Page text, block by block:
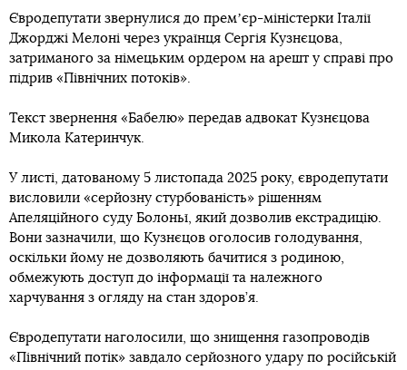
Євродепутати звернулися до премʼєр-міністерки Італії
Джорджі Мелоні через українця Сергія Кузнєцова,
затриманого за німецьким ордером на арешт у справі про
підрив «Північних потоків».
Текст звернення «Бабелю» передав адвокат Кузнєцова
Микола Катеринчук.
У листі, датованому 5 листопада 2025 року, євродепутати
висловили «серйозну стурбованість» рішенням
Апеляційного суду Болоньї, який дозволив екстрадицію.
Вони зазначили, що Кузнєцов оголосив голодування,
оскільки йому не дозволяють бачитися з родиною,
обмежують доступ до інформації та належного
харчування з огляду на стан здоров’я.
Євродепутати наголосили, що знищення газопроводів
«Північний потік» завдало серйозного удару по російській